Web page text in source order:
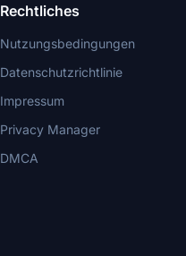
Rechtliches
Nutzungsbedingungen
Datenschutzrichtlinie
Impressum
Privacy Manager
DMCA